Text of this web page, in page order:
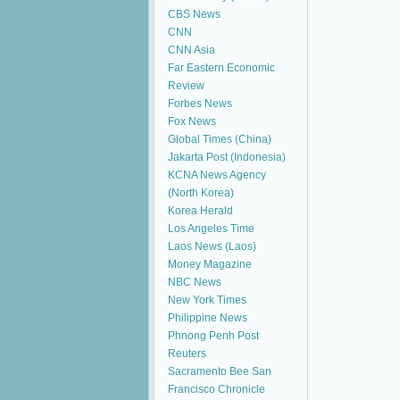
CBS News
CNN
CNN Asia
Far Eastern Economic
Review
Forbes News
Fox News
Global Times (China)
Jakarta Post (Indonesia)
KCNA News Agency
(North Korea)
Korea Herald
Los Angeles Time
Laos News (Laos)
Money Magazine
NBC News
New York Times
Philippine News
Phnong Penh Post
Reuters
Sacramento Bee San
Francisco Chronicle